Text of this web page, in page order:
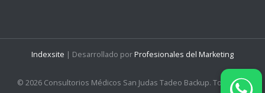
Indexsite | Desarrollado porProfesionales del Marketing
© 2026 Consultorios Médicos San Judas Tadeo Backup. Todos los